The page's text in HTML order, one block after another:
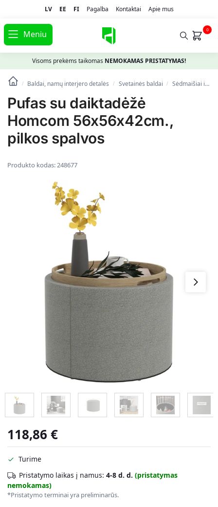
LV EE FI Pagalba Kontaktai Apie mus
Meniu 0
Visoms prekėms taikomas NEMOKAMAS PRISTATYMAS!
/ Baldai, namų interjero detalės / Svetainės baldai / Sėdmaišiai ir pufai
Pufas su daiktadėžė
Homcom 56x56x42cm.,
pilkos spalvos
Produkto kodas:248677
118,86 €
Turime
Pristatymo laikas į namus: 4-8 d. d. (pristatymas
nemokamas)
*Pristatymo terminai yra preliminarūs.